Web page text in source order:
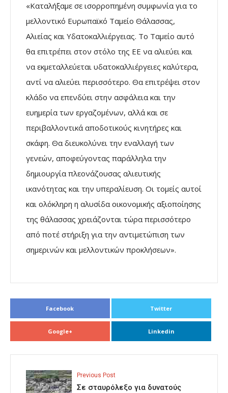
«Καταλήξαμε σε ισορροπημένη συμφωνία για το
μελλοντικό Ευρωπαϊκό Ταμείο Θάλασσας,
Αλιείας και Υδατοκαλλιέργειας. Το Ταμείο αυτό
θα επιτρέπει στον στόλο της ΕΕ να αλιεύει και
να εκμεταλλεύεται υδατοκαλλιέργειες καλύτερα,
αντί να αλιεύει περισσότερο. Θα επιτρέψει στον
κλάδο να επενδύει στην ασφάλεια και την
ευημερία των εργαζομένων, αλλά και σε
περιβαλλοντικά αποδοτικούς κινητήρες και
σκάφη. Θα διευκολύνει την εναλλαγή των
γενεών, αποφεύγοντας παράλληλα την
δημιουργία πλεονάζουσας αλιευτικής
ικανότητας και την υπεραλίευση. Οι τομείς αυτοί
και ολόκληρη η αλυσίδα οικονομικής αξιοποίησης
της θάλασσας χρειάζονται τώρα περισσότερο
από ποτέ στήριξη για την αντιμετώπιση των
σημερινών και μελλοντικών προκλήσεων».
Facebook Twitter
Google+ Linkedin
Previous Post
Σε σταυρόλεξο για δυνατούς